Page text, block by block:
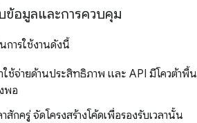
อมูลและการควบคุม
ารใช้งานดังนี้
ใช้จ่ายด้านประสิทธิภาพ และ API มีโควต้า
พอ
สักครู่ จัดโครงสร้างโค้ดเพื่อรองรับเวลานั้น